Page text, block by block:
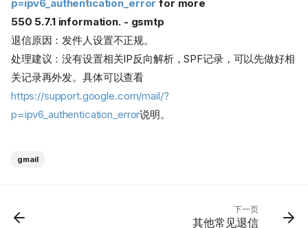
p=ipv6_authentication_error for more
550 5.7.1 information. - gsmtp
退信原因：发件人设置不正规。
处理建议：没有设置相关IP反向解析，SPF记录，可以先做好相
关记录再外发。具体可以查看
https://support.google.com/mail/?
p=ipv6_authentication_error说明。
gmail
下一页
其他常见退信